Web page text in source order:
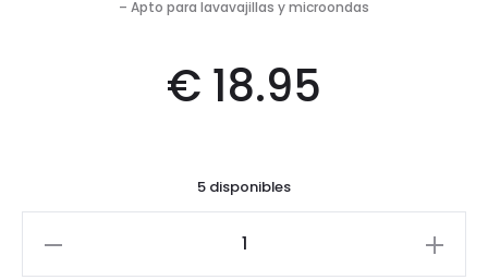
– Apto para lavavajillas y microondas
€ 18.95
5 disponibles